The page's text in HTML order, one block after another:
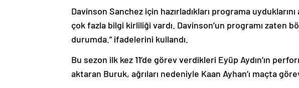
Davinson Sanchez için hazırladıkları programa
çok fazla bilgi kirliliği vardı. Davinson’un programı zaten
durumda.” ifadelerini kullandı.
Bu sezon ilk kez 11’de görev verdikleri Eyüp Aydın’ın
aktaran Buruk, ağrıları nedeniyle Kaan Ayhan’ı maçta